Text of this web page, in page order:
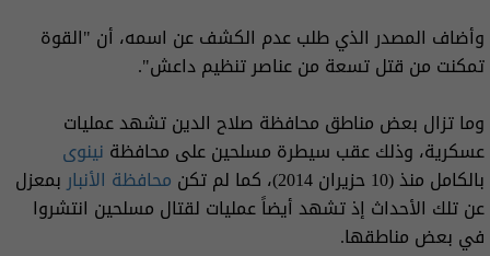
وأضاف المصدر الذي طلب عدم الكشف عن اسمه، أن "القوة
تمكنت من قتل تسعة من عناصر تنظيم داعش".
وما تزال بعض مناطق محافظة صلاح الدين تشهد عمليات
عسكرية، وذلك عقب سيطرة مسلحين على محافظة نينوى
بالكامل منذ (10 حزيران 2014)، كما لم تكن
محافظة الأنباربمعزل
عن تلك الأحداث إذ تشهد أيضاً عمليات لقتال مسلحين انتشروا
في بعض مناطقها.